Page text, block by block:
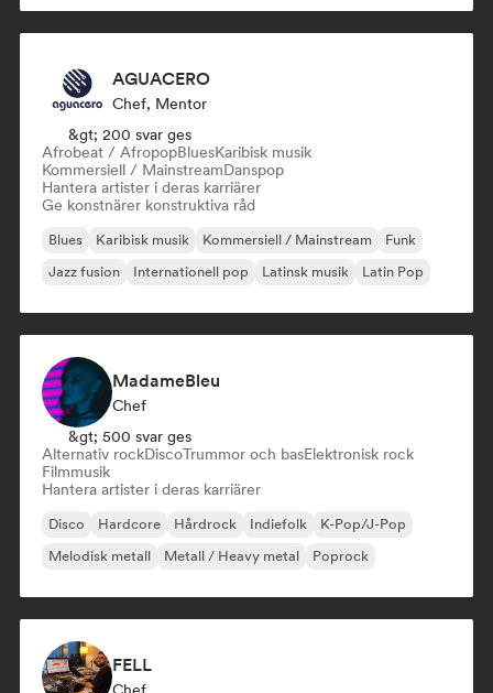
AGUACERO
Chef, Mentor
&gt; 200 svar ges
Afrobeat / AfropopBluesKaribisk musik
Kommersiell / MainstreamDanspop
Hantera artister i deras karriärer
Ge konstnärer konstruktiva råd
Blues Karibisk musik Kommersiell / Mainstream
Funk
Jazz fusion
Internationell pop Latinsk musik Latin Pop
MadameBleu
Chef
&gt; 500 svar ges
Alternativ rockDiscoTrummor och basElektronisk rock
Filmmusik
Hantera artister i deras karriärer
Disco Hardcore Hårdrock Indiefolk
K-Pop/J-Pop
Melodisk metall
Metall / Heavy metal Poprock
FELL